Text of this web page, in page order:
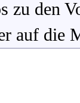
zu den
auf die